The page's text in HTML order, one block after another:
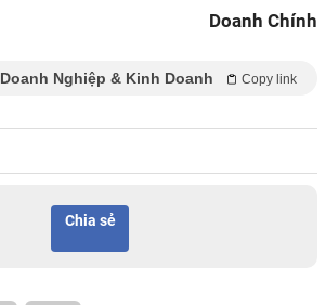
Doanh Chính
Doanh Nghiệp & Kinh Doanh Copy link
Chia sẻ